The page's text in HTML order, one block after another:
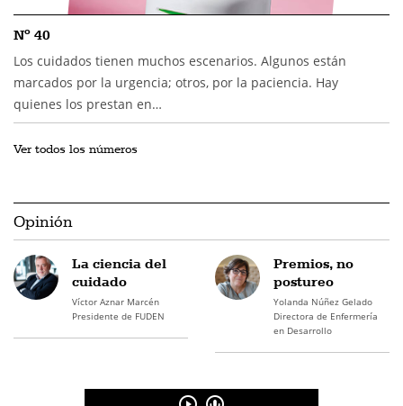
Nº 40
Los cuidados tienen muchos escenarios. Algunos están
marcados por la urgencia; otros, por la paciencia. Hay
quienes los prestan en…
Ver todos los números
Opinión
La ciencia del
cuidado
Víctor Aznar Marcén
Presidente de FUDEN
Premios, no
postureo
Yolanda Núñez Gelado
Directora de Enfermería
en Desarrollo